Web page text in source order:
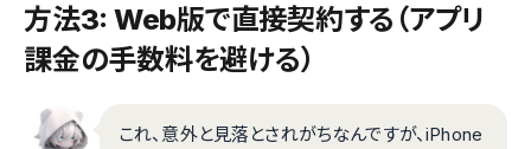
方法3: Web版で直接契約する（アプリ
課金の手数料を避ける）
これ、意外と見落とされがちなんですが、iPhone